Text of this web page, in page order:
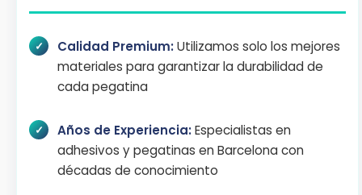
Calidad Premium:Utilizamos solo los mejores
materiales para garantizar la durabilidad de
cada pegatina
Años de Experiencia:Especialistas en
adhesivos y pegatinas en Barcelona con
décadas de conocimiento